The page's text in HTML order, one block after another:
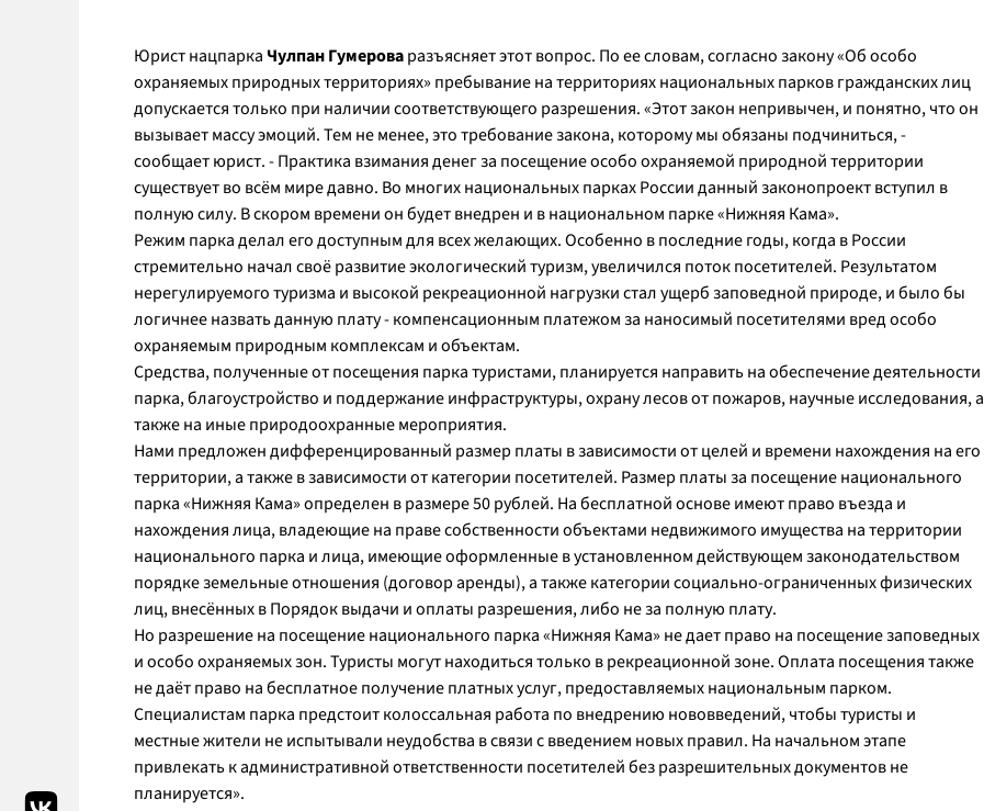
Юрист нацпарка Чулпан Гумероваразъясняет этот вопрос. По ее словам, согласно закону «Об особо
охраняемых природных территориях» пребывание на территориях национальных парков гражданских лиц
допускается только при наличии соответствующего разрешения. «Этот закон непривычен, и понятно, что он
вызывает массу эмоций. Тем не менее, это требование закона, которому мы обязаны подчиниться, -
сообщает юрист. - Практика взимания денег за посещение особо охраняемой природной территории
существует во всём мире давно. Во многих национальных парках России данный законопроект вступил в
полную силу. В скором времени он будет внедрен и в национальном парке «Нижняя Кама».
Режим парка делал его доступным для всех желающих. Особенно в последние годы, когда в России
стремительно начал своё развитие экологический туризм, увеличился поток посетителей. Результатом
нерегулируемого туризма и высокой рекреационной нагрузки стал ущерб заповедной природе, и было бы
логичнее назвать данную плату - компенсационным платежом за наносимый посетителями вред особо
охраняемым природным комплексам и объектам.
Средства, полученные от посещения парка туристами, планируется направить на обеспечение деятельности
парка, благоустройство и поддержание инфраструктуры, охрану лесов от пожаров, научные исследования, а
также на иные природоохранные мероприятия.
Нами предложен дифференцированный размер платы в зависимости от целей и времени нахождения на его
территории, а также в зависимости от категории посетителей. Размер платы за посещение национального
парка «Нижняя Кама» определен в размере 50 рублей. На бесплатной основе имеют право въезда и
нахождения лица, владеющие на праве собственности объектами недвижимого имущества на территории
национального парка и лица, имеющие оформленные в установленном действующем законодательством
порядке земельные отношения (договор аренды), а также категории социально-ограниченных физических
лиц, внесённых в Порядок выдачи и оплаты разрешения, либо не за полную плату.
Но разрешение на посещение национального парка «Нижняя Кама» не дает право на посещение заповедных
и особо охраняемых зон. Туристы могут находиться только в рекреационной зоне. Оплата посещения также
не даёт право на бесплатное получение платных услуг, предоставляемых национальным парком.
Специалистам парка предстоит колоссальная работа по внедрению нововведений, чтобы туристы и
местные жители не испытывали неудобства в связи с введением новых правил. На начальном этапе
привлекать к административной ответственности посетителей без разрешительных документов не
планируется».